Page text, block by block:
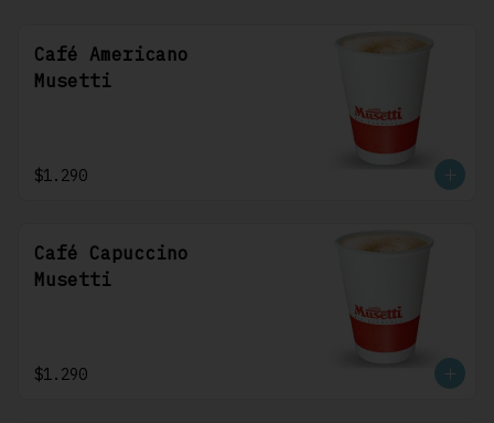
Café Americano
Musetti
$1.290
Café Capuccino
Musetti
$1.290